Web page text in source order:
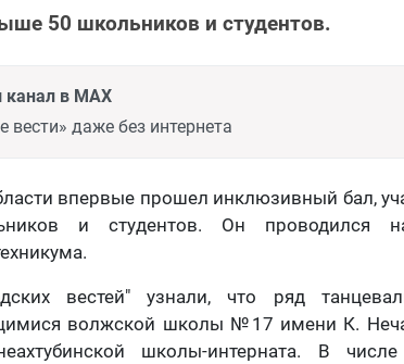
50 школьников и студентов.
в MAX
вести» даже без интернета
впервые прошел инклюзивный бал,
и студентов. Он проводился
вестей" узнали, что ряд
волжской школы №17 имени К.
школы-интерната. В